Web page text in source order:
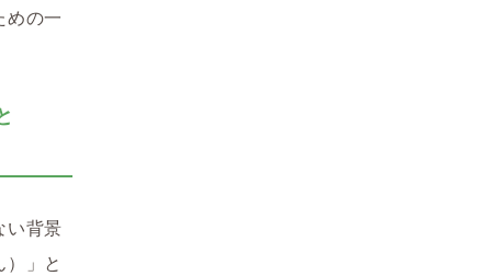
の一
い背景
）」と